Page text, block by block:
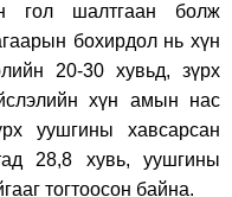
гол шалтгаан болж
бохирдол нь хүн
20-30 хувьд, зүрх
хүн амын нас
уушгины хавсарсан
28,8 хувь, уушгины
тогтоосон байна.